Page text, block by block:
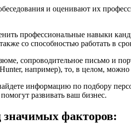
и оценивают их
профессиональные навыки
со способностью работать в
сопроводительное письмо и
например), то, в целом,
информацию по подбору
развивать ваш бизнес.
значимых факторов: